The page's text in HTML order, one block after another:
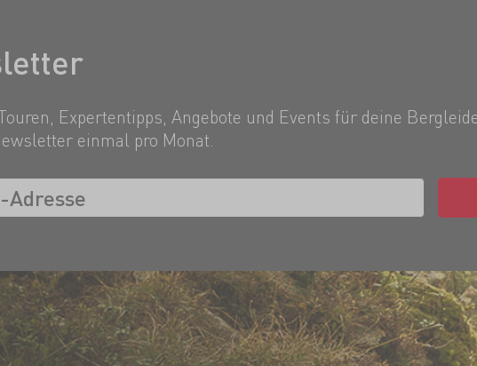
Expertentipps, Angebote und Events für deine
einmal pro Monat.